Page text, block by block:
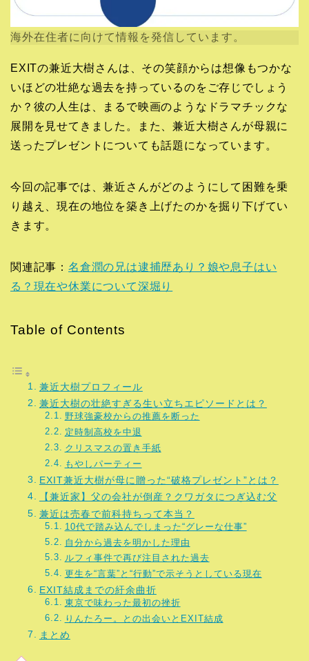
海外在住者に向けて情報を発信しています。
EXITの兼近大樹さんは、その笑顔からは想像もつかな
いほどの壮絶な過去を持っているのをご存じでしょう
か？彼の人生は、まるで映画のようなドラマチックな
展開を見せてきました。また、兼近大樹さんが母親に
送ったプレゼントについても話題になっています。
今回の記事では、兼近さんがどのようにして困難を乗
り越え、現在の地位を築き上げたのかを掘り下げてい
きます。
関連記事： 名倉潤の兄は逮捕歴あり？娘や息子はい
る？現在や休業について深堀り
Table of Contents
兼近大樹プロフィール
兼近大樹の壮絶すぎる生い立ちエピソードとは？
野球強豪校からの推薦を断った
定時制高校を中退
クリスマスの置き手紙
もやしパーティー
EXIT兼近大樹が母に贈った“破格プレゼント”とは？
【兼近家】父の会社が倒産？クワガタにつぎ込む父
兼近は売春で前科持ちって本当？
10代で踏み込んでしまった“グレーな仕事”
自分から過去を明かした理由
ルフィ事件で再び注目された過去
更生を“言葉”と“行動”で示そうとしている現在
EXIT結成までの紆余曲折
東京で味わった最初の挫折
りんたろー。との出会いとEXIT結成
まとめ